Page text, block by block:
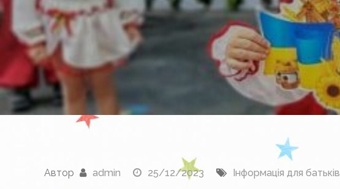
Автор admin 25/12/2023 Інформація для батьків